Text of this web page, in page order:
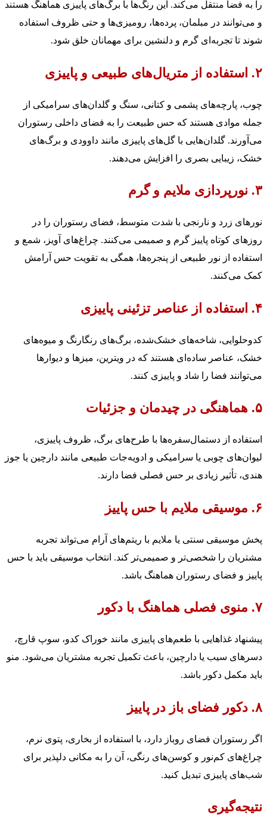
را به فضا منتقل می‌کند. این رنگ‌ها با برگ‌های پاییزی هماهنگ هستند
و می‌توانند در مبلمان، پرده‌ها، رومیزی‌ها و حتی ظروف استفاده
شوند تا تجربه‌ای گرم و دلنشین برای مهمانان خلق شود.
۲. استفاده از متریال‌های طبیعی و پاییزی
چوب، پارچه‌های پشمی و کتانی، سنگ و گلدان‌های سرامیکی از
جمله موادی هستند که حس طبیعت را به فضای داخلی رستوران
می‌آورند. گلدان‌هایی با گل‌های پاییزی مانند داوودی و برگ‌های
خشک، زیبایی بصری را افزایش می‌دهند.
۳. نورپردازی ملایم و گرم
نورهای زرد و نارنجی با شدت متوسط، فضای رستوران را در
روزهای کوتاه پاییز گرم و صمیمی می‌کنند. چراغ‌های آویز، شمع و
استفاده از نور طبیعی از پنجره‌ها، همگی به تقویت حس آرامش
کمک می‌کنند.
۴. استفاده از عناصر تزئینی پاییزی
کدوحلوایی، شاخه‌های خشک‌شده، برگ‌های رنگارنگ و میوه‌های
خشک، عناصر ساده‌ای هستند که در ویترین، میزها و دیوارها
می‌توانند فضا را شاد و پاییزی کنند.
۵. هماهنگی در چیدمان و جزئیات
استفاده از دستمال‌سفره‌ها با طرح‌های برگ، ظروف پاییزی،
لیوان‌های چوبی یا سرامیکی و ادویه‌جات طبیعی مانند دارچین یا جوز
هندی، تأثیر زیادی بر حس فصلی فضا دارند.
۶. موسیقی ملایم با حس پاییز
پخش موسیقی سنتی یا ملایم با ریتم‌های آرام می‌تواند تجربه
مشتریان را شخصی‌تر و صمیمی‌تر کند. انتخاب موسیقی باید با حس
پاییز و فضای رستوران هماهنگ باشد.
۷. منوی فصلی هماهنگ با دکور
پیشنهاد غذاهایی با طعم‌های پاییزی مانند خوراک کدو، سوپ قارچ،
دسرهای سیب یا دارچین، باعث تکمیل تجربه مشتریان می‌شود. منو
باید مکمل دکور باشد.
۸. دکور فضای باز در پاییز
اگر رستوران فضای روباز دارد، با استفاده از بخاری، پتوی نرم،
چراغ‌های کم‌نور و کوسن‌های رنگی، آن را به مکانی دلپذیر برای
شب‌های پاییزی تبدیل کنید.
نتیجه‌گیری